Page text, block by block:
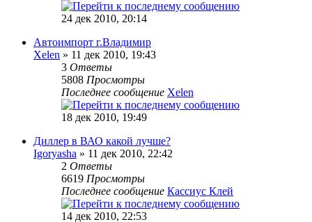
24 дек 2010, 20:14
Автоимпорт г.Владимир
Xelen » 11 дек 2010, 19:43
3 Ответы
5808 Просмотры
Последнее сообщение Xelen
18 дек 2010, 19:49
Диллер в ВАО какой лучше?
Igoryasha » 11 дек 2010, 22:42
2 Ответы
6619 Просмотры
Последнее сообщение Кассиус Клей
14 дек 2010, 22:53